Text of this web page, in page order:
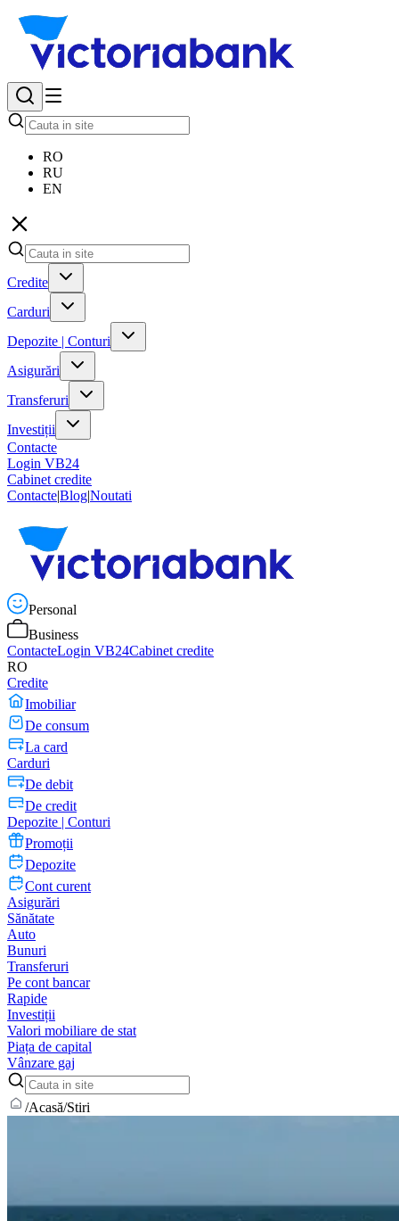
RO
RU
EN
Credite
Carduri
Depozite | Conturi
Asigurări
Transferuri
Investiții
Contacte
Login VB24
Cabinet credite
Contacte|Blog|Noutati
Personal
Business
ContacteLogin VB24Cabinet credite
RO
Credite
Imobiliar
De consum
La card
Carduri
De debit
De credit
Depozite | Conturi
Promoții
Depozite
Cont curent
Asigurări
Sănătate
Auto
Bunuri
Transferuri
Pe cont bancar
Rapide
Investiții
Valori mobiliare de stat
Piața de capital
Vânzare gaj
/Acasă/Stiri